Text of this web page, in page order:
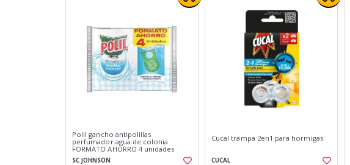
Polil gancho antipolillas
perfumador agua de colonia
FORMATO AHORRO 4 unidades
SC JOHNSON
Cucal trampa 2en1 para hormigas
CUCAL